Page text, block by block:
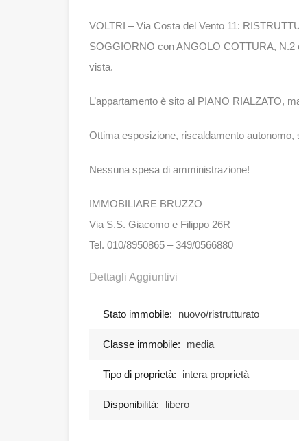
VOLTRI – Via Costa del Vento 11:
SOGGIORNO con ANGOLO COTTURA,
vista.
L’appartamento è sito al PIANO RIALZATO,
Ottima esposizione, riscaldamento
Nessuna spesa di amministrazione!
IMMOBILIARE BRUZZO
Via S.S. Giacomo e Filippo 26R
Tel. 010/8950865 – 349/0566880
Dettagli Aggiuntivi
Stato immobile: nuovo/ristrutturato
Classe immobile: media
Tipo di proprietà: intera proprietà
Disponibilità: libero